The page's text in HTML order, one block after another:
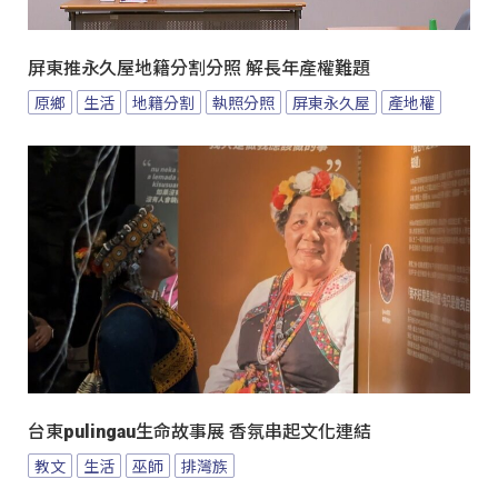
屏東推永久屋地籍分割分照 解長年產權難題
原鄉 生活 地籍分割 執照分照 屏東永久屋 產地權
台東pulingau生命故事展 香氛串起文化連結
教文 生活 巫師 排灣族